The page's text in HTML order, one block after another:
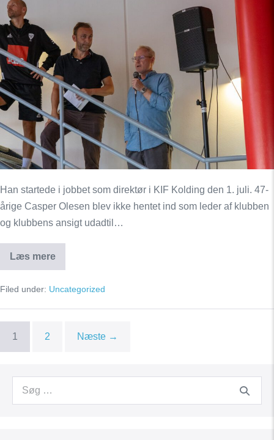
direktør:
KIF
Kolding
betyder
meget
for
rigtig
mange
mennesker
Han startede i jobbet som direktør i KIF Kolding den 1. juli. 47-
årige Casper Olesen blev ikke hentet ind som leder af klubben
og klubbens ansigt udadtil…
Læs mere
Ny
direktør:
Kolding
meget
mange
Filed under: Uncategorized
1 2 Næste →
Search